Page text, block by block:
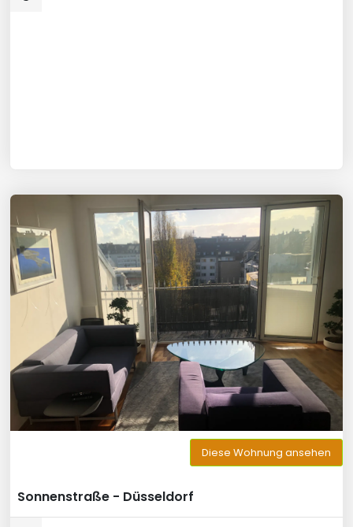
Diese Wohnung ansehen
Sonnenstraße - Düsseldorf